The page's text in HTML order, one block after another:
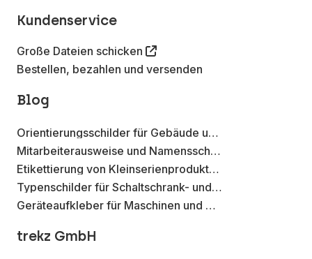
Kundenservice
Große Dateien schicken
Bestellen, bezahlen und versenden
Blog
Orientierungsschilder für Gebäude und Betriebsstätten
Mitarbeiterausweise und Namensschilder mit Metall-Effekt Aufklebern
Etikettierung von Kleinserienprodukten mit Aufklebern auf der Rolle
Typenschilder für Schaltschrank- und Elektroverteilungen
Geräteaufkleber für Maschinen und Werkzeuge
trekz GmbH